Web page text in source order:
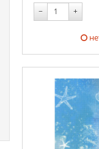
− +